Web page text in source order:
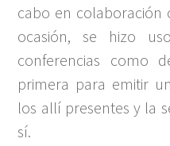
cabo en colaboración
ocasión, se hizo
conferencias como
primera para emitir
los allí presentes y la
sí.